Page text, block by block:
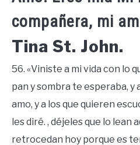
compañera, mi
Tina St. John.
56. «Viniste a mi vida con lo
pan y sombra te esperaba, y
amo, y a los que quieren
les diré. , déjeles que lo lean
retrocedan hoy porque es